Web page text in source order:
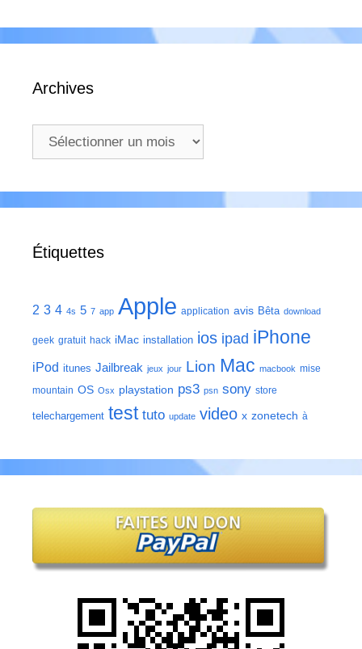
Archives
Archives
Étiquettes
2 3 4 4s 5 7 app Apple application avis Bêta download
geek gratuit hack iMac installation ios ipad iPhone
iPod itunes Jailbreak jeux jour Lion Mac macbook mise
mountain OS Osx playstation ps3 psn sony store
telechargement test tuto update video x zonetech à